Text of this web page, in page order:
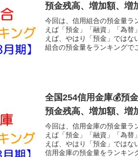
預金残高、増加額、増
今回は、信用組合の預金量ラ
えば「預金」「融資」「為替
えば、やはり「預金」ではな
組合の預金量をランキングで
全国254信用金庫💰預
預金残高、増加額、増
今回は、信用金庫の預金量ラ
えば「預金」「融資」「為替
えば、やはり「預金」では
信用金庫の預金量をランキン